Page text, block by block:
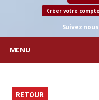
Créer votre compte
Suivez
MENU
RETOUR